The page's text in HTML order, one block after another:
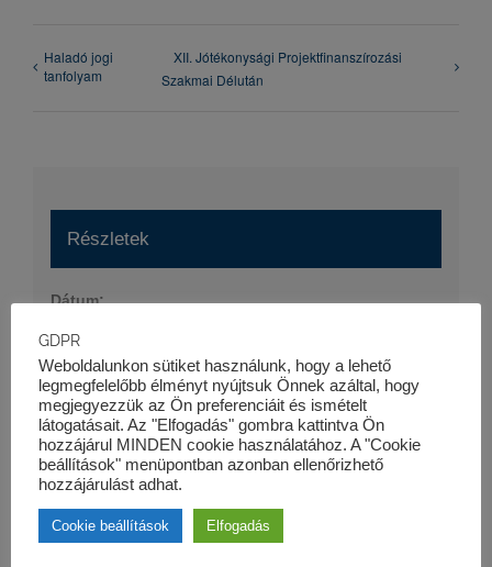
Haladó jogi
tanfolyam
XII. Jótékonysági Projektfinanszírozási
Szakmai Délután
Részletek
Dátum:
2016-12-21
Időpont:
16:30 - 18:45
Honlap:
https://kk-pro.hu/oktatas/projektfinanszirozas-tanfolyam/
GDPR
Weboldalunkon sütiket használunk, hogy a lehető
legmegfelelőbb élményt nyújtsuk Önnek azáltal, hogy
megjegyezzük az Ön preferenciáit és ismételt
látogatásait. Az "Elfogadás" gombra kattintva Ön
hozzájárul MINDEN cookie használatához. A "Cookie
beállítások" menüpontban azonban ellenőrizhető
hozzájárulást adhat.
Cookie beállítások Elfogadás